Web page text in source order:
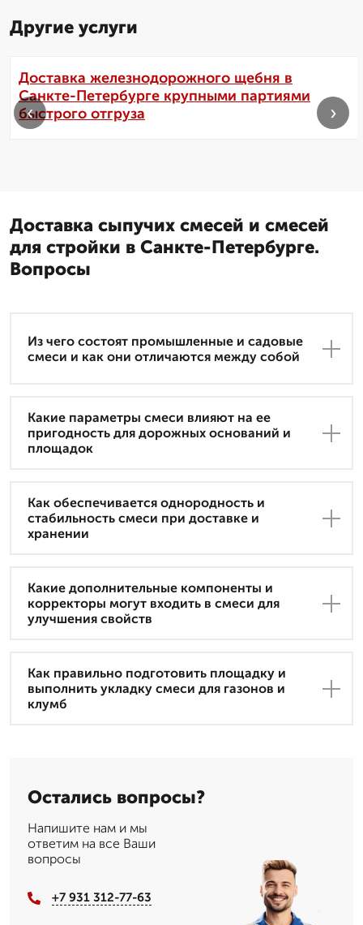
Другие услуги
Доставка железнодорожного щебня в
Санкте-Петербурге крупными партиями
быстрого отгруза
‹ ›
Доставка сыпучих смесей и смесей
для стройки в Санкте-Петербурге.
Вопросы
Из чего состоят промышленные и садовые
смеси и как они отличаются между собой
Какие параметры смеси влияют на ее
пригодность для дорожных оснований и
площадок
Как обеспечивается однородность и
стабильность смеси при доставке и
хранении
Какие дополнительные компоненты и
корректоры могут входить в смеси для
улучшения свойств
Как правильно подготовить площадку и
выполнить укладку смеси для газонов и
клумб
Остались вопросы?
Напишите нам и мы
ответим на все Ваши
вопросы
+7 931 312-77-63